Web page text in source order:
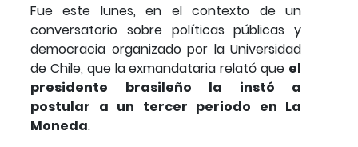
Fue este lunes, en el contexto de un
conversatorio sobre políticas públicas y
democracia organizado por la Universidad
de Chile, que la exmandataria relató que el
presidente brasileño la instó a
postular a un tercer periodo en La
Moneda.